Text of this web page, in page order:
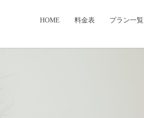
HOME 料金表 プラン一覧